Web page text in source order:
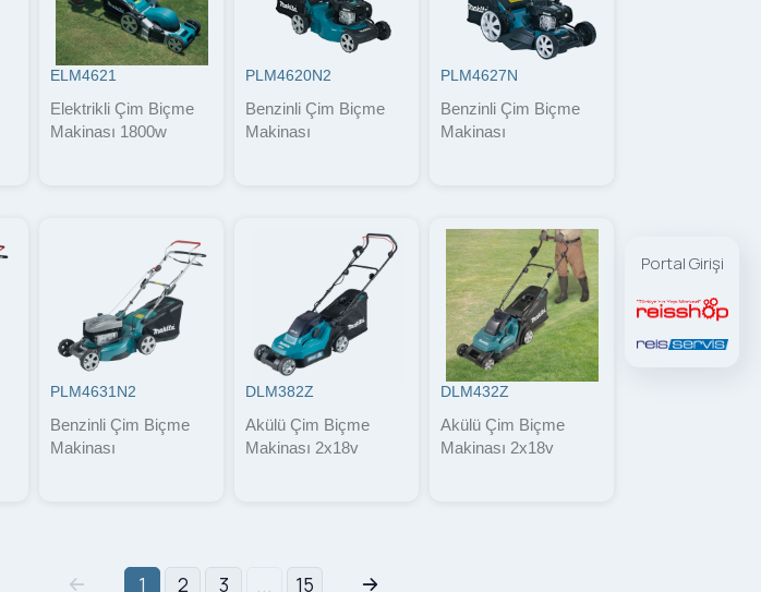
ELM4621
Elektrikli Çim Biçme
Makinası 1800w
PLM4620N2
Benzinli Çim Biçme
Makinası
PLM4627N
Benzinli Çim Biçme
Makinası
PLM4631N2
Benzinli Çim Biçme
Makinası
DLM382Z
Akülü Çim Biçme
Makinası 2x18v
DLM432Z
Akülü Çim Biçme
Makinası 2x18v
1 2 3 ... 15
Portal Girişi